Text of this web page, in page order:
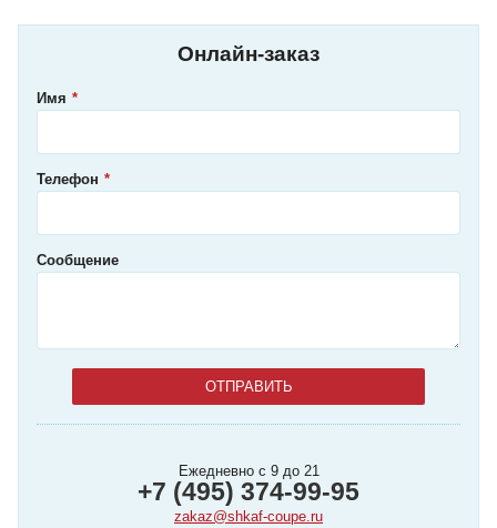
Онлайн-заказ
Имя
Телефон
Сообщение
Ежедневно с 9 до 21
+7 (495) 374-99-95
zakaz@shkaf-coupe.ru